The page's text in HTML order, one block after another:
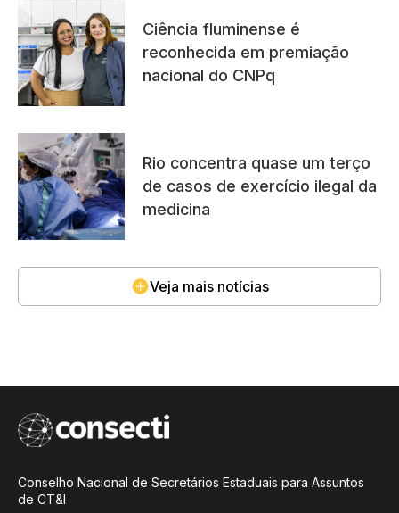
Ciência fluminense é
reconhecida em premiação
nacional do CNPq
Rio concentra quase um terço
de casos de exercício ilegal da
medicina
Veja mais notícias
Conselho Nacional de Secretários Estaduais para Assuntos
de CT&I